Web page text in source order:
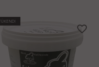
TÜKENDİ
favorite_border